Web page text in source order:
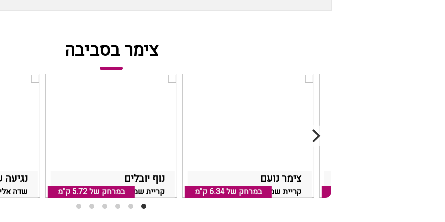
צימר בסביבה
נוף יובלים
קריית שמונה, אזור קריית שמונה
במרחק של5.72 ק"מ
צימר נועם
קריית שמונה, אזור קריית שמונה
במרחק של6.34 ק"מ שדה